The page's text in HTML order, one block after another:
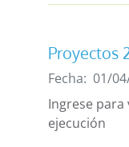
Proyectos
Fecha: 01/
Ingrese
ejecución